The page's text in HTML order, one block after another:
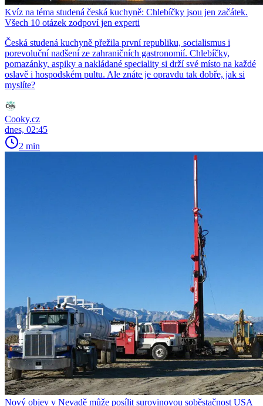
Kvíz na téma studená česká kuchyně: Chlebíčky jsou jen začátek.
Všech 10 otázek zodpoví jen experti
Česká studená kuchyně přežila první republiku, socialismus i
porevoluční nadšení ze zahraničních gastronomií. Chlebíčky,
pomazánky, aspiky a nakládané speciality si drží své místo na každé
oslavě i hospodském pultu. Ale znáte je opravdu tak dobře, jak si
myslíte?
Cooky.cz
dnes, 02:45
2 min
Nový objev v Nevadě může posílit surovinovou soběstačnost USA